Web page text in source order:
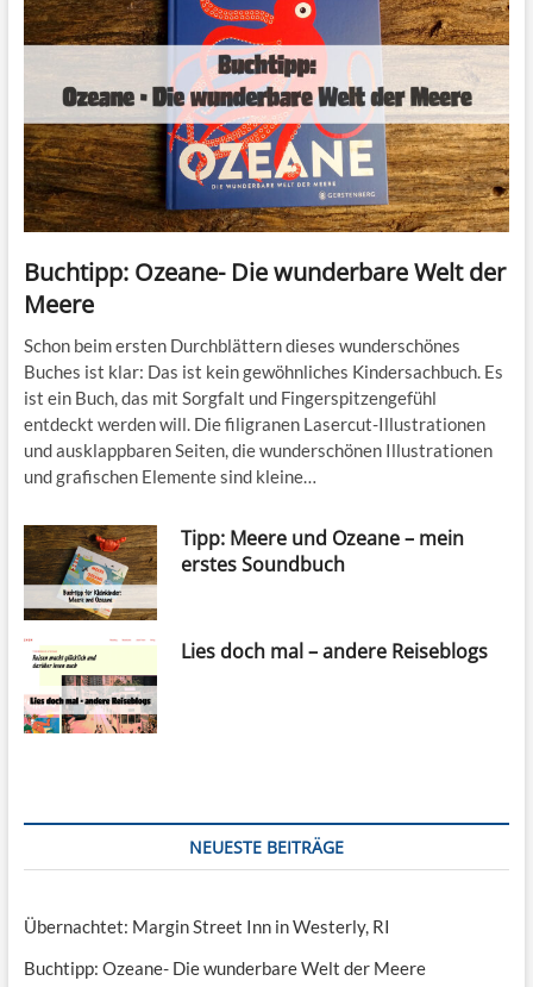
Buchtipp: Ozeane- Die wunderbare Welt der
Meere
Schon beim ersten Durchblättern dieses wunderschönes
Buches ist klar: Das ist kein gewöhnliches Kindersachbuch. Es
ist ein Buch, das mit Sorgfalt und Fingerspitzengefühl
entdeckt werden will. Die filigranen Lasercut-Illustrationen
und ausklappbaren Seiten, die wunderschönen Illustrationen
und grafischen Elemente sind kleine…
Tipp: Meere und Ozeane – mein
erstes Soundbuch
Lies doch mal – andere Reiseblogs
NEUESTE BEITRÄGE
Übernachtet: Margin Street Inn in Westerly, RI
Buchtipp: Ozeane- Die wunderbare Welt der Meere